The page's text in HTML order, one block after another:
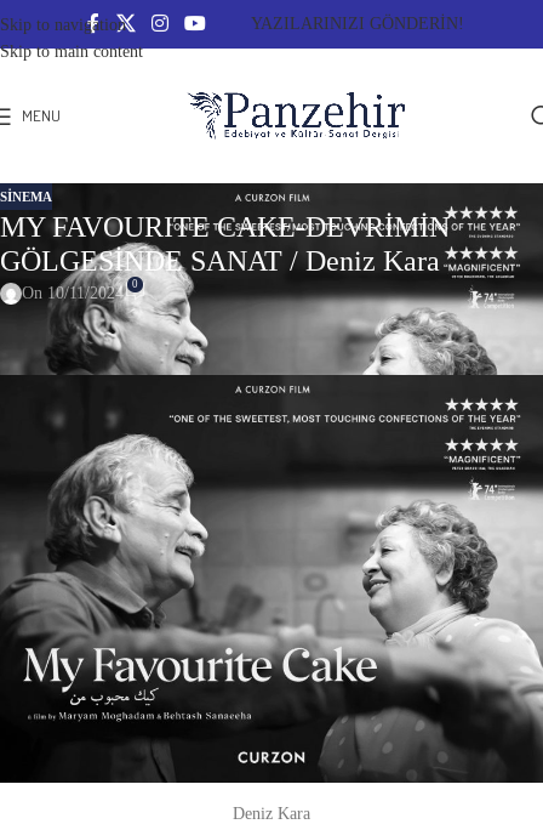
Skip to navigation
Skip to main content
YAZILARINIZI GÖNDERİN!
MENU
SINEMA
MY FAVOURITE CAKE-DEVRİMİN
GÖLGESİNDE SANAT / Deniz Kara
On 10/11/2024 0
Deniz Kara